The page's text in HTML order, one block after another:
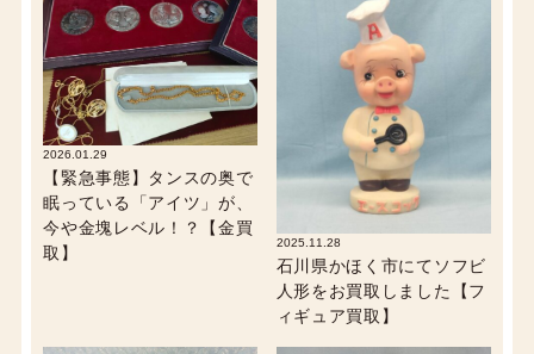
2026.01.29
【緊急事態】タンスの奥で
眠っている「アイツ」が、
今や金塊レベル！？【金買
取】
2025.11.28
石川県かほく市にてソフビ
人形をお買取しました【フ
ィギュア買取】